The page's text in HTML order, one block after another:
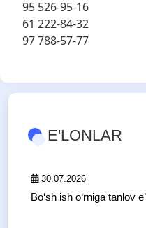
95 526-95-16
61 222-84-32
97 788-57-77
E'LONLAR
30.07.2026
Bo‘sh ish o‘rniga tanlov